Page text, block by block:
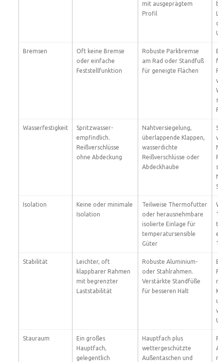
mit ausgeprägtem
Profil
Bremsen
Oft keine Bremse
oder einfache
Feststellfunktion
Robuste Parkbremse
am Rad oder Standfuß
für geneigte Flächen
Wasserfestigkeit
Spritzwasser-
empfindlich.
Reißverschlüsse
ohne Abdeckung
Nahtversiegelung,
überlappende Klappen,
wasserdichte
Reißverschlüsse oder
Abdeckhaube
Isolation
Keine oder minimale
Isolation
Teilweise Thermofutter
oder herausnehmbare
isolierte Einlage für
temperatursensible
Güter
Stabilität
Leichter, oft
klappbarer Rahmen
mit begrenzter
Laststabilität
Robuste Aluminium-
oder Stahlrahmen.
Verstärkte Standfüße
für besseren Halt
Stauraum
Ein großes
Hauptfach,
gelegentlich
Hauptfach plus
wettergeschützte
Außentaschen und